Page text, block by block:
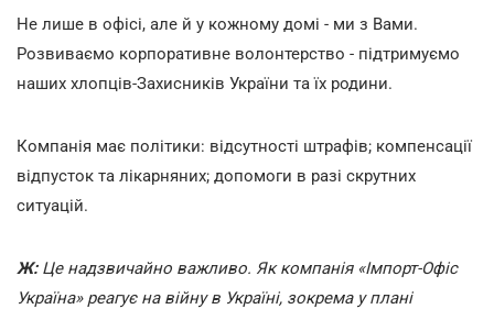
Не лише в офісі, але й у кожному домі - ми з Вами.
Розвиваємо корпоративне волонтерство - підтримуємо
наших хлопців-Захисників України та їх родини.
Компанія має політики: відсутності штрафів; компенсації
відпусток та лікарняних; допомоги в разі скрутних
ситуацій.
Ж:Це надзвичайно важливо. Як компанія «Імпорт-Офіс
Україна» реагує на війну в Україні, зокрема у плані